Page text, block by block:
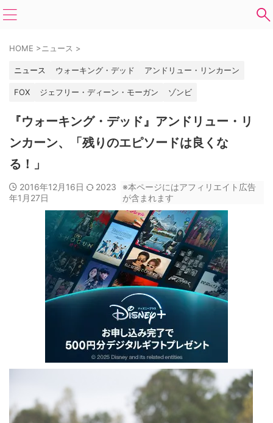
HOME >ニュース >
ニュース ウォーキング・デッド アンドリュー・リンカーン
FOX ジェフリー・ディーン・モーガン ゾンビ
『ウォーキング・デッド』アンドリュー・リ
ンカーン、「残りのエピソードは良くな
る！」
2016年12月16日
2023
年1月27日
※本ページにはアフィリエイト広告
が含まれます